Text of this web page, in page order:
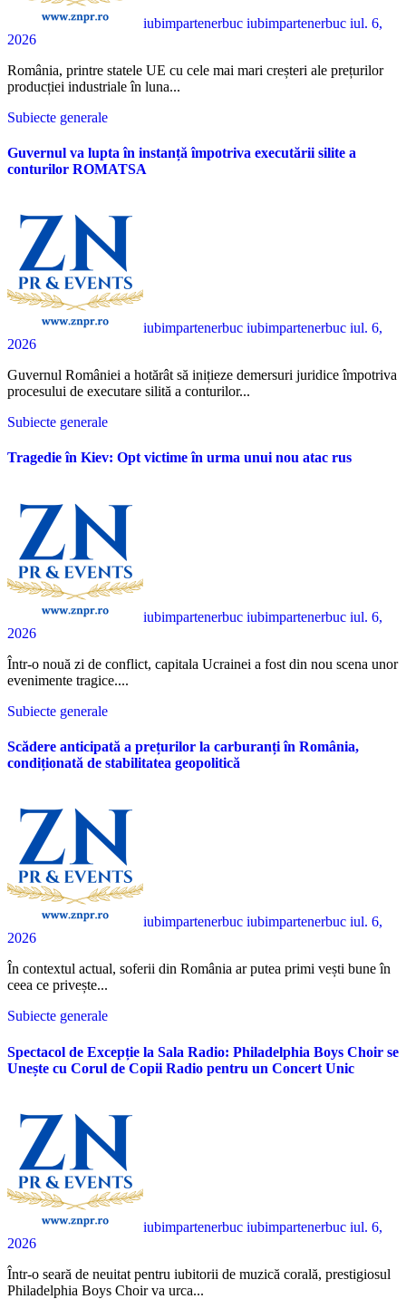
iubimpartenerbuc iubimpartenerbuc iul. 6,
2026
România, printre statele UE cu cele mai mari creșteri ale prețurilor
producției industriale în luna...
Subiecte generale
Guvernul va lupta în instanță împotriva executării silite a
conturilor ROMATSA
iubimpartenerbuc iubimpartenerbuc iul. 6,
2026
Guvernul României a hotărât să inițieze demersuri juridice împotriva
procesului de executare silită a conturilor...
Subiecte generale
Tragedie în Kiev: Opt victime în urma unui nou atac rus
iubimpartenerbuc iubimpartenerbuc iul. 6,
2026
Într-o nouă zi de conflict, capitala Ucrainei a fost din nou scena unor
evenimente tragice....
Subiecte generale
Scădere anticipată a prețurilor la carburanți în România,
condiționată de stabilitatea geopolitică
iubimpartenerbuc iubimpartenerbuc iul. 6,
2026
În contextul actual, soferii din România ar putea primi vești bune în
ceea ce privește...
Subiecte generale
Spectacol de Excepție la Sala Radio: Philadelphia Boys Choir se
Unește cu Corul de Copii Radio pentru un Concert Unic
iubimpartenerbuc iubimpartenerbuc iul. 6,
2026
Într-o seară de neuitat pentru iubitorii de muzică corală, prestigiosul
Philadelphia Boys Choir va urca...